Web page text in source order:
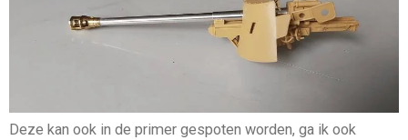
Deze kan ook in de primer gespoten worden, ga ik ook